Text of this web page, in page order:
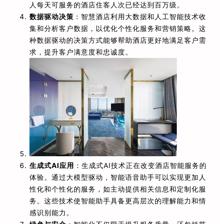
人每天可服务的酒店住客人次已经达到百万级。
数据驱动决策 ：智慧酒店利用大数据和人工智能技术收
集和分析客户数据，以优化个性化服务和营销策略。这
种数据驱动的决策方式能够帮助酒店更好地满足客户需
求，提升客户满意度和忠诚度。
生成式AI应用 ：生成式AI技术正在改变酒店智能服务的
体验。通过大模型驱动，智能语音助手可以实现更加人
性化和个性化的服务，如主动提供相关信息和定制化服
务。这些技术使智能助手具备更高层次的理解能力和情
感识别能力。